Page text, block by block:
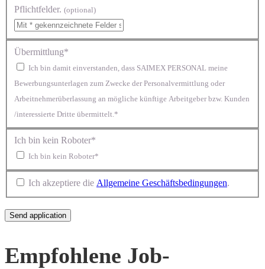
Pflichtfelder. (optional)
Übermittlung*
Ich bin damit einverstanden, dass SAIMEX PERSONAL meine
Bewerbungsunterlagen zum Zwecke der Personalvermittlung oder
Arbeitnehmerüberlassung an mögliche künftige Arbeitgeber bzw. Kunden
/interessierte Dritte übermittelt.*
Ich bin kein Roboter*
Ich bin kein Roboter*
Ich akzeptiere die Allgemeine Geschäftsbedingungen.
Empfohlene Job-